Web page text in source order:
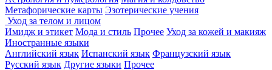
Метафорические карты Эзотерические учения
Уход за телом и лицом
Имидж и этикет Мода и стиль Прочее Уход за кожей и макияж
Иностранные языки
Английский язык Испанский язык Французский язык
Русский язык Другие языки Прочее